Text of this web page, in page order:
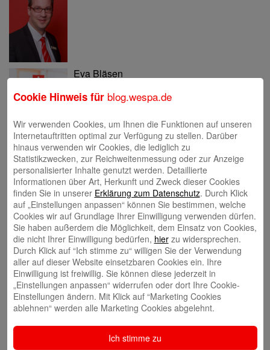
Eva Bläsen
Tina Blatz-Ruhnau
Annette Butzke
Ninia Käckenmester
Cookie Hinweis für blog.wespa.de
Wir verwenden Cookies, um Ihnen die Funktionen auf unseren
Internetauftritten optimal zur Verfügung zu stellen. Darüber
hinaus verwenden wir Cookies, die lediglich zu
Statistikzwecken, zur Reichweitenmessung oder zur Anzeige
personalisierter Inhalte genutzt werden. Detaillierte
Informationen über Art, Herkunft und Zweck dieser Cookies
finden Sie in unserer Erklärung zum Datenschutz. Durch Klick
auf „Einstellungen anpassen“ können Sie bestimmen, welche
Cookies wir auf Grundlage Ihrer Einwilligung verwenden dürfen.
Sie haben außerdem die Möglichkeit, dem Einsatz von Cookies,
die nicht Ihrer Einwilligung bedürfen, hierzu widersprechen.
Durch Klick auf “Ich stimme zu“ willigen Sie der Verwendung
aller auf dieser Website einsetzbaren Cookies ein. Ihre
Einwilligung ist freiwillig. Sie können diese jederzeit in
„Einstellungen anpassen“ widerrufen oder dort Ihre Cookie-
Einstellungen ändern. Mit Klick auf “Marketing Cookies
ablehnen“ werden alle Marketing Cookies abgelehnt.
Ich stimme zu